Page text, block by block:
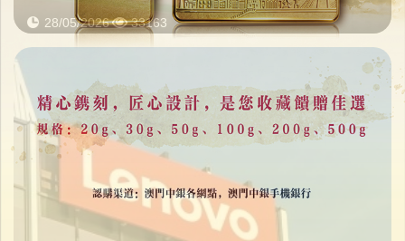
28/05/2026 33163